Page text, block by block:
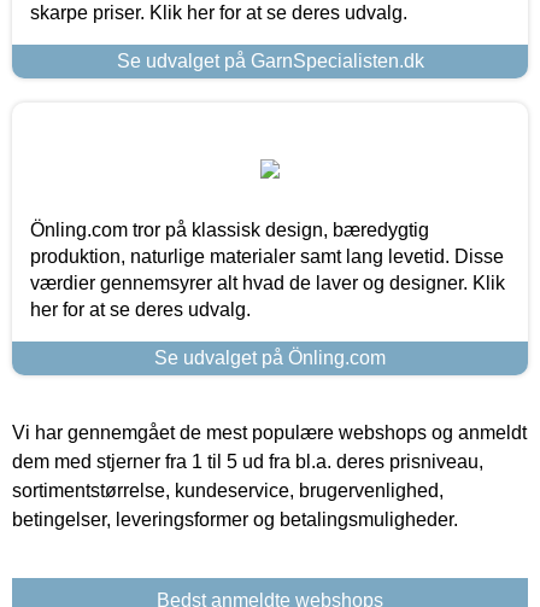
skarpe priser. Klik her for at se deres udvalg.
Se udvalget på GarnSpecialisten.dk
Önling.com tror på klassisk design, bæredygtig
produktion, naturlige materialer samt lang levetid. Disse
værdier gennemsyrer alt hvad de laver og designer. Klik
her for at se deres udvalg.
Se udvalget på Önling.com
Vi har gennemgået de mest populære webshops og anmeldt
dem med stjerner fra 1 til 5 ud fra bl.a. deres prisniveau,
sortimentstørrelse, kundeservice, brugervenlighed,
betingelser, leveringsformer og betalingsmuligheder.
Bedst anmeldte webshops